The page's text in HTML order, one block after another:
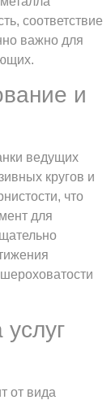
соответствие
важно для
и
ведущих
кругов и
что
для
от вида